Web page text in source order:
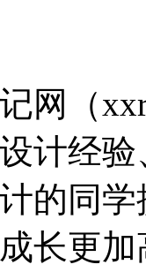
网（
计经
的同
长更加